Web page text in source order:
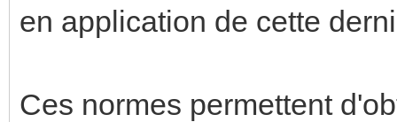
en application de cette
Ces normes permettent